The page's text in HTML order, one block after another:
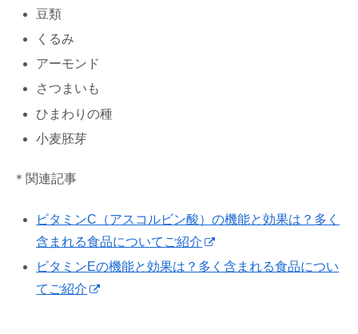
豆類
くるみ
アーモンド
さつまいも
ひまわりの種
小麦胚芽
＊関連記事
ビタミンC（アスコルビン酸）の機能と効果は？多く
含まれる食品についてご紹介
ビタミンEの機能と効果は？多く含まれる食品につい
てご紹介